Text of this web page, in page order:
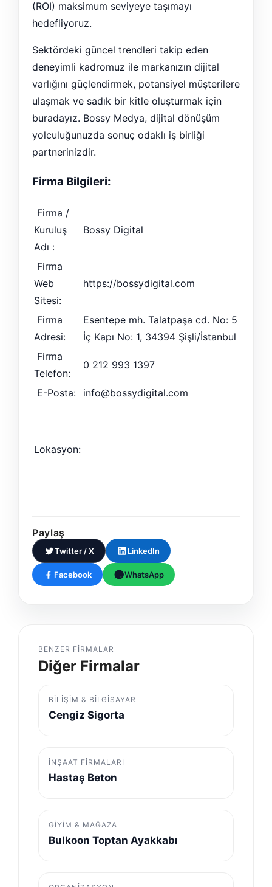
(ROI) maksimum seviyeye taşımayı
hedefliyoruz.
Sektördeki güncel trendleri takip eden
deneyimli kadromuz ile markanızın dijital
varlığını güçlendirmek, potansiyel müşterilere
ulaşmak ve sadık bir kitle oluşturmak için
buradayız. Bossy Medya, dijital dönüşüm
yolculuğunuzda sonuç odaklı iş birliği
partnerinizdir.
Firma Bilgileri:
Firma /
Kuruluş
Adı :
Bossy Digital
Firma
Web
Sitesi:
https://bossydigital.com
Firma
Adresi:
Esentepe mh. Talatpaşa cd. No: 5
İç Kapı No: 1, 34394 Şişli/İstanbul
Firma
Telefon:
0 212 993 1397
E-Posta: info@bossydigital.com
Lokasyon:
Paylaş
Twitter / X LinkedIn
Facebook WhatsApp
BENZER FIRMALAR
Diğer Firmalar
BILIŞIM & BILGISAYAR
Cengiz Sigorta
İNŞAAT FIRMALARI
Hastaş Beton
GIYIM & MAĞAZA
Bulkoon Toptan Ayakkabı